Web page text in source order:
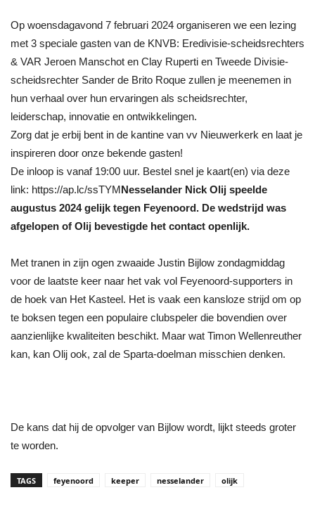
Op woensdagavond 7 februari 2024 organiseren we een lezing
met 3 speciale gasten van de KNVB: Eredivisie-scheidsrechters
& VAR Jeroen Manschot en Clay Ruperti en Tweede Divisie-
scheidsrechter Sander de Brito Roque zullen je meenemen in
hun verhaal over hun ervaringen als scheidsrechter,
leiderschap, innovatie en ontwikkelingen.
Zorg dat je erbij bent in de kantine van vv Nieuwerkerk en laat je
inspireren door onze bekende gasten!
De inloop is vanaf 19:00 uur. Bestel snel je kaart(en) via deze
link: https://ap.lc/ssTYMNesselander Nick Olij speelde
augustus 2024 gelijk tegen Feyenoord. De wedstrijd was
afgelopen of Olij bevestigde het contact openlijk.
Met tranen in zijn ogen zwaaide Justin Bijlow zondagmiddag
voor de laatste keer naar het vak vol Feyenoord-supporters in
de hoek van Het Kasteel. Het is vaak een kansloze strijd om op
te boksen tegen een populaire clubspeler die bovendien over
aanzienlijke kwaliteiten beschikt. Maar wat Timon Wellenreuther
kan, kan Olij ook, zal de Sparta-doelman misschien denken.
De kans dat hij de opvolger van Bijlow wordt, lijkt steeds groter
te worden.
TAGS feyenoord keeper nesselander olijk